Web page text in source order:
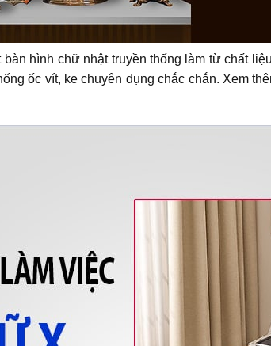
hình chữ nhật truyền thống làm từ chất
ốc vít, ke chuyên dụng chắc chắn. Xem